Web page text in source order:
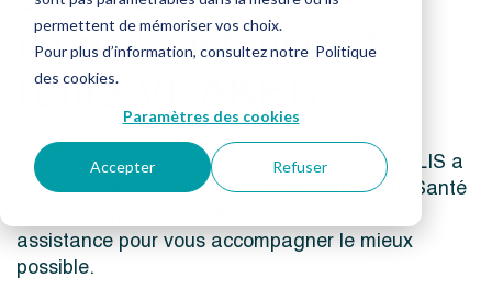
permettent de mémoriser vos choix.
Pour plus d’information, consultez notre Politique
des cookies.
Paramètres des cookies
Accepter Refuser
mon@ssistance et
l’offre VITAKER
Forte de plus de 60 ans d’expérience, KERIALIS a
pour objectif de vous proposer la couverture Santé
assistance pour vous accompagner le mieux
possible.